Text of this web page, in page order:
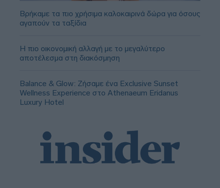
Βρήκαμε τα πιο χρήσιμα καλοκαιρινά δώρα για όσους
αγαπούν τα ταξίδια
Η πιο οικονομική αλλαγή με το μεγαλύτερο
αποτέλεσμα στη διακόσμηση
Balance & Glow: Ζήσαμε ένα Exclusive Sunset
Wellness Experience στο Athenaeum Eridanus
Luxury Hotel